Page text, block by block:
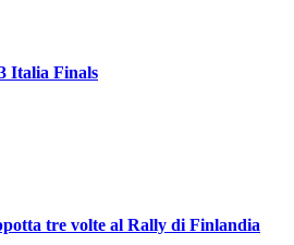
Italia Finals
tre volte al Rally di Finlandia